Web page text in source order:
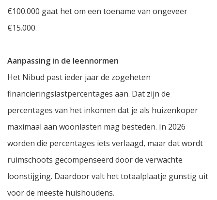
€100.000 gaat het om een toename van ongeveer
€15.000.
Aanpassing in de leennormen
Het Nibud past ieder jaar de zogeheten
financieringslastpercentages aan. Dat zijn de
percentages van het inkomen dat je als huizenkoper
maximaal aan woonlasten mag besteden. In 2026
worden die percentages iets verlaagd, maar dat wordt
ruimschoots gecompenseerd door de verwachte
loonstijging. Daardoor valt het totaalplaatje gunstig uit
voor de meeste huishoudens.